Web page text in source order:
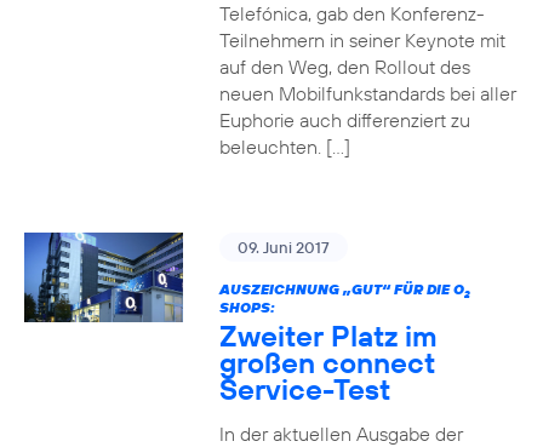
Telefónica, gab den Konferenz-
Teilnehmern in seiner Keynote mit
auf den Weg, den Rollout des
neuen Mobilfunkstandards bei aller
Euphorie auch differenziert zu
beleuchten. […]
09. Juni 2017
AUSZEICHNUNG „GUT“ FÜR DIE O2
SHOPS:
Zweiter Platz im
großen connect
Service-Test
In der aktuellen Ausgabe der